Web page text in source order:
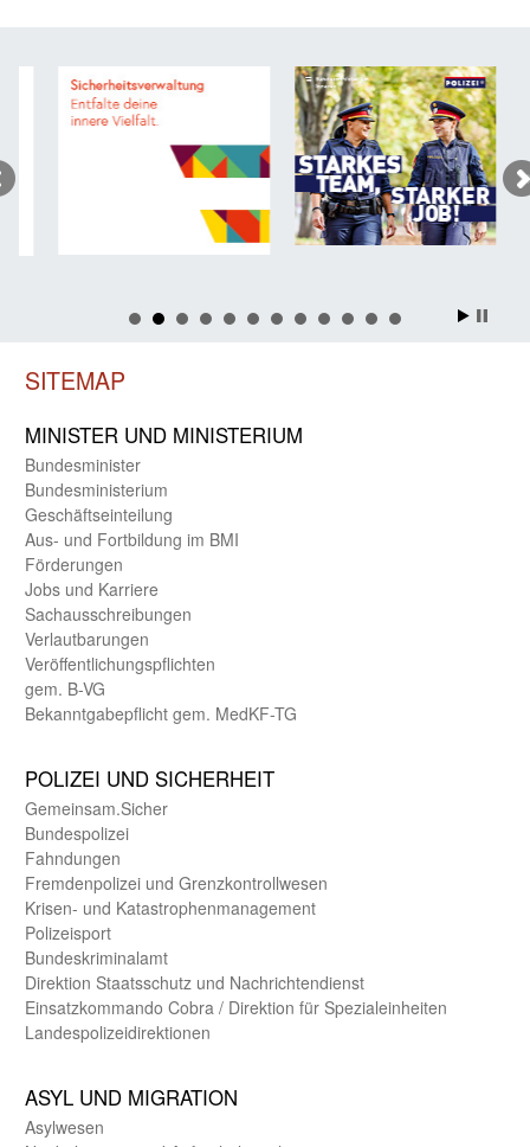
SITEMAP
MINISTER UND MINIST­ERIUM
Bundes­minister
Bundes­ministerium
Geschäfts­einteilung
Aus- und Fortbildung im BMI
Förderungen
Jobs und Karriere
Sachaus­schreibungen
Verlautbarungen
Veröffentlichungspflichten
gem. B-VG
Bekanntgabepflicht gem. MedKF-TG
POLIZEI UND SICHER­HEIT
Gemein­sam.Sicher
Bundes­polizei
Fahndungen
Fremdenpolizei und Grenzkontrollwesen
Krisen- und Katastrophen­management
Polizeisport
Bundes­kriminal­amt
Direktion Staats­schutz und Nach­richten­dienst
Einsatz­kommando Cobra / Direktion für Spezialeinheiten
Landes­polizei­direk­tionen
ASYL UND MIGRA­TION
Asyl­wesen